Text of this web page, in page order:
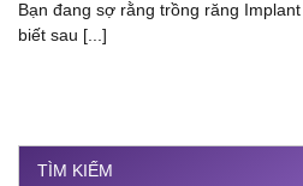
Bạn đang sợ rằng trồng răng
biết sau [...]
TÌM KIẾM